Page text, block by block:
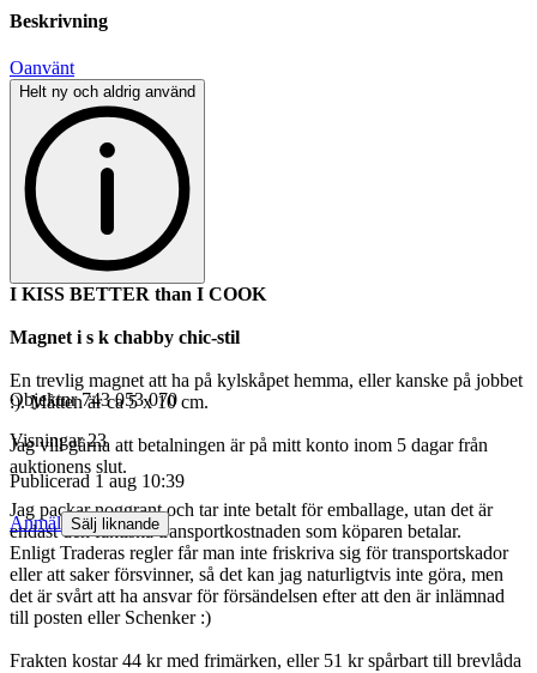
Beskrivning
Oanvänt
Helt ny och aldrig använd
I KISS BETTER than I COOK
Magnet i s k chabby chic-stil
En trevlig magnet att ha på kylskåpet hemma, eller kanske på jobbet
:). Måtten är ca 5 x 10 cm.
Jag vill gärna att betalningen är på mitt konto inom 5 dagar från
auktionens slut.
Jag packar noggrant och tar inte betalt för emballage, utan det är
endast den faktiska transportkostnaden som köparen betalar.
Enligt Traderas regler får man inte friskriva sig för transportskador
eller att saker försvinner, så det kan jag naturligtvis inte göra, men
det är svårt att ha ansvar för försändelsen efter att den är inlämnad
till posten eller Schenker :)
Frakten kostar 44 kr med frimärken, eller 51 kr spårbart till brevlåda
Objektnr 743 053 070
Visningar 23
Publicerad 1 aug 10:39
Anmäl Sälj liknande